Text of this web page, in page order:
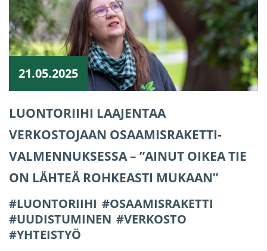
21.05.2025
LUONTORIIHI LAAJENTAA
VERKOSTOJAAN OSAAMISRAKETTI-
VALMENNUKSESSA – ”AINUT OIKEA TIE
ON LÄHTEÄ ROHKEASTI MUKAAN”
LUONTORIIHI
OSAAMISRAKETTI
UUDISTUMINEN
VERKOSTO
YHTEISTYÖ